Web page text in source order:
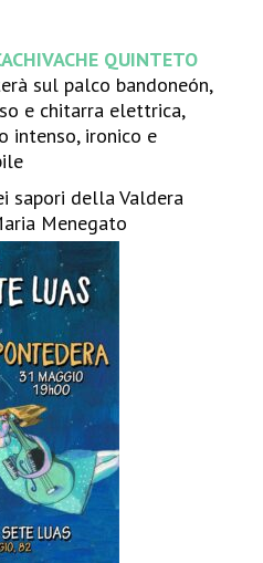
QUINTETO
sul palco bandoneón,
e chitarra elettrica,
intenso, ironico e
sapori della Valdera
Menegato